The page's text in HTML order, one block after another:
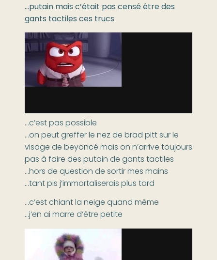
…putain mais c’était pas censé être des
gants tactiles ces trucs
…c’est pas possible
…on peut greffer le nez de brad pitt sur le
visage de beyoncé mais on n’arrive toujours
pas à faire des putain de gants tactiles
…hors de question de sortir mes mains
…tant pis j’immortaliserais plus tard
…c’est chiant la neige quand même
…j’en ai marre d’être petite